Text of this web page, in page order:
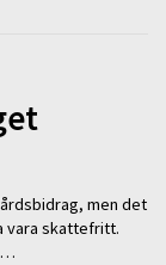
men det
vara skattefritt.
…